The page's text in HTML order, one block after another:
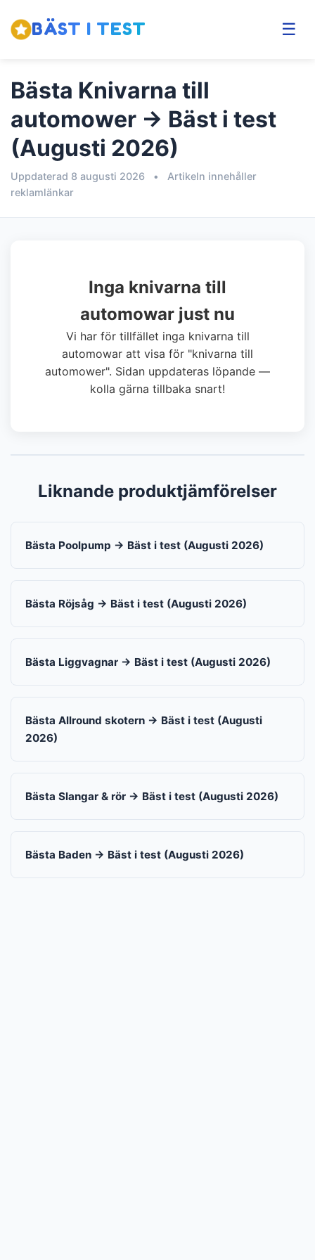
BÄST I TEST ☰
Bästa Knivarna till
automower → Bäst i test
(Augusti 2026)
Uppdaterad 8 augusti 2026 •
Artikeln innehåller
reklamlänkar
Inga knivarna till
automowar just nu
Vi har för tillfället inga knivarna till
automowar att visa för "knivarna till
automower". Sidan uppdateras löpande —
kolla gärna tillbaka snart!
Liknande produktjämförelser
Bästa Poolpump → Bäst i test (Augusti 2026)
Bästa Röjsåg → Bäst i test (Augusti 2026)
Bästa Liggvagnar → Bäst i test (Augusti 2026)
Bästa Allround skotern → Bäst i test (Augusti
2026)
Bästa Slangar & rör → Bäst i test (Augusti 2026)
Bästa Baden → Bäst i test (Augusti 2026)